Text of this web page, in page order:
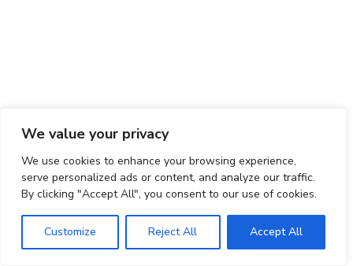
We value your privacy
We use cookies to enhance your browsing experience,
serve personalized ads or content, and analyze our traffic.
By clicking "Accept All", you consent to our use of cookies.
Customize Reject All Accept All